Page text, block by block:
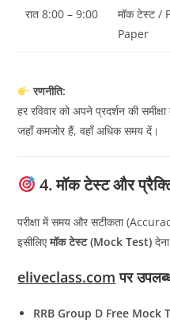
रात 8:00 – 9:00
मॉक टेस्ट /
Paper
रणनीति:
हर रविवार को अपने प्रदर्शन की
जहाँ कमजोर हैं, वहाँ अधिक समय दें।
4. मॉक टेस्ट और
परीक्षा में समय और सटीकता
इसीलिएमॉक टेस्ट (Mock Test)
eliveclass.com पर
RRB Group D Free Mock